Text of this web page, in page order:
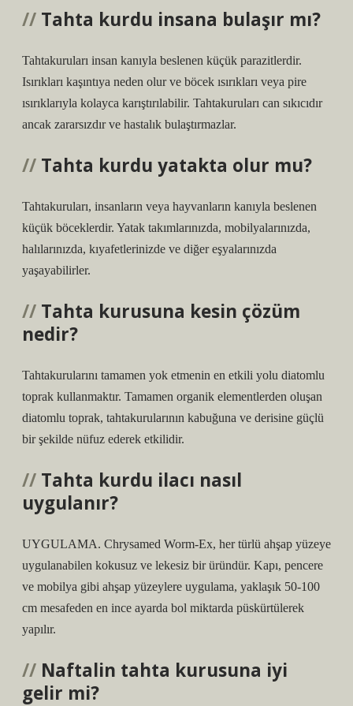
Tahta kurdu insana bulaşır mı?
Tahtakuruları insan kanıyla beslenen küçük parazitlerdir.
Isırıkları kaşıntıya neden olur ve böcek ısırıkları veya pire
ısırıklarıyla kolayca karıştırılabilir. Tahtakuruları can sıkıcıdır
ancak zararsızdır ve hastalık bulaştırmazlar.
Tahta kurdu yatakta olur mu?
Tahtakuruları, insanların veya hayvanların kanıyla beslenen
küçük böceklerdir. Yatak takımlarınızda, mobilyalarınızda,
halılarınızda, kıyafetlerinizde ve diğer eşyalarınızda
yaşayabilirler.
Tahta kurusuna kesin çözüm
nedir?
Tahtakurularını tamamen yok etmenin en etkili yolu diatomlu
toprak kullanmaktır. Tamamen organik elementlerden oluşan
diatomlu toprak, tahtakurularının kabuğuna ve derisine güçlü
bir şekilde nüfuz ederek etkilidir.
Tahta kurdu ilacı nasıl
uygulanır?
UYGULAMA. Chrysamed Worm-Ex, her türlü ahşap yüzeye
uygulanabilen kokusuz ve lekesiz bir üründür. Kapı, pencere
ve mobilya gibi ahşap yüzeylere uygulama, yaklaşık 50-100
cm mesafeden en ince ayarda bol miktarda püskürtülerek
yapılır.
Naftalin tahta kurusuna iyi
gelir mi?